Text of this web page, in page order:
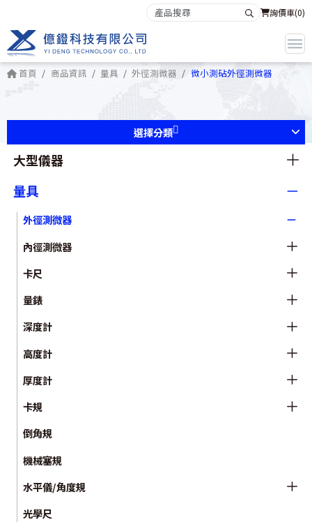
詢價車(0)
首頁 商品資訊 量具 外徑測微器 微小測砧外徑測微器
選擇分類
大型儀器
量具
外徑測微器
內徑測微器
卡尺
量錶
深度計
高度計
厚度計
卡規
倒角規
機械塞規
水平儀/角度規
光學尺